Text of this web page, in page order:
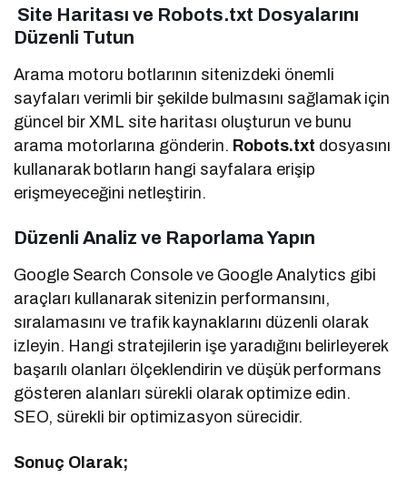
Site Haritası ve Robots.txt Dosyalarını
Düzenli Tutun
Arama motoru botlarının sitenizdeki önemli
sayfaları verimli bir şekilde bulmasını sağlamak için
güncel bir XML site haritası oluşturun ve bunu
arama motorlarına gönderin. Robots.txt dosyasını
kullanarak botların hangi sayfalara erişip
erişmeyeceğini netleştirin.
Düzenli Analiz ve Raporlama Yapın
Google Search Console ve Google Analytics gibi
araçları kullanarak sitenizin performansını,
sıralamasını ve trafik kaynaklarını düzenli olarak
izleyin. Hangi stratejilerin işe yaradığını belirleyerek
başarılı olanları ölçeklendirin ve düşük performans
gösteren alanları sürekli olarak optimize edin.
SEO, sürekli bir optimizasyon sürecidir.
Sonuç Olarak;